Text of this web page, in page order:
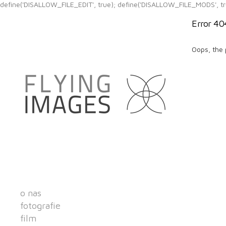
define('DISALLOW_FILE_EDIT', true); define('DISALLOW_FILE_MODS',
o nas
fotografie
film
Error
Oops, the